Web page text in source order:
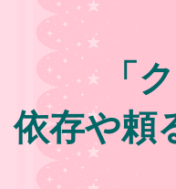
「
依存や頼